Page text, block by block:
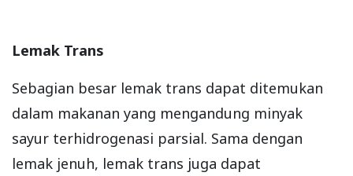
Lemak Trans
Sebagian besar lemak trans dapat ditemukan
dalam makanan yang mengandung minyak
sayur terhidrogenasi parsial. Sama dengan
lemak jenuh, lemak trans juga dapat